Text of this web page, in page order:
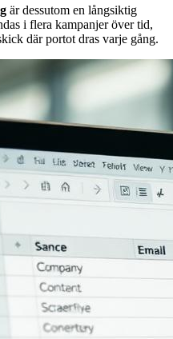
är dessutom en långsiktig
i flera kampanjer över tid,
där portot dras varje gång.